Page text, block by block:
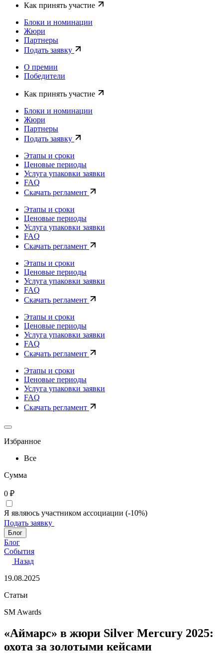
Как принять участие
Блоки и номинации
Жюри
Партнеры
Подать заявку
О премии
Победители
Как принять участие
Блоки и номинации
Жюри
Партнеры
Подать заявку
Этапы и сроки
Ценовые периоды
Услуга упаковки заявки
FAQ
Скачать регламент
Этапы и сроки
Ценовые периоды
Услуга упаковки заявки
FAQ
Скачать регламент
Этапы и сроки
Ценовые периоды
Услуга упаковки заявки
FAQ
Скачать регламент
Этапы и сроки
Ценовые периоды
Услуга упаковки заявки
FAQ
Скачать регламент
Этапы и сроки
Ценовые периоды
Услуга упаковки заявки
FAQ
Скачать регламент
Избранное
Все
Сумма
0 ₽
Я являюсь участником ассоциации (-10%)
Подать заявку
Блог
Блог
События
Назад
19.08.2025
Статьи
SM Awards
«Аймарс» в жюри Silver Mercury 2025:
охота за золотыми кейсами